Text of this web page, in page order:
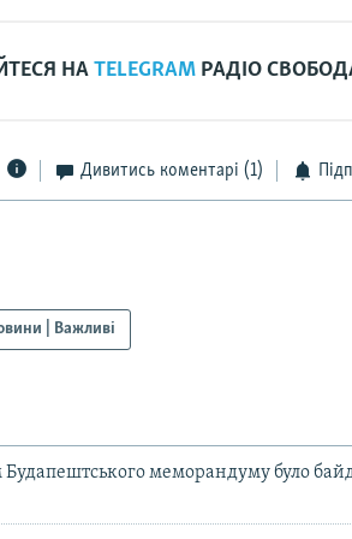
НАTELEGRAM РАДІО
Дивитись коментарі (1)
| Важливі
Будапештського меморандуму було